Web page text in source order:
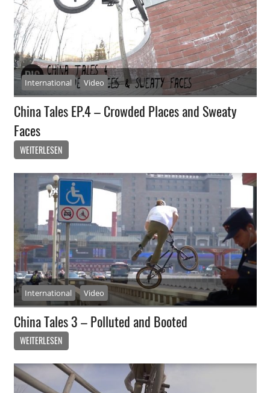
International Video
China Tales EP.4 – Crowded Places and Sweaty
Faces
WEITERLESEN
International Video
China Tales 3 – Polluted and Booted
WEITERLESEN